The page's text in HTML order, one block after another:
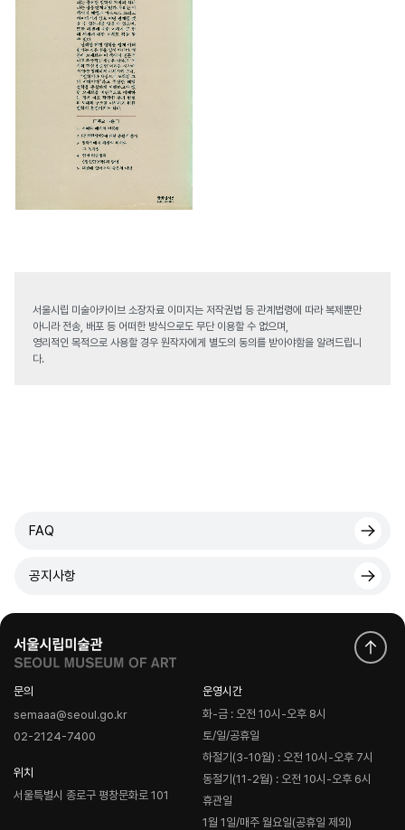
서울시립 미술아카이브 소장자료 이미지는 저작권법 등 관계법령에 따라 복제뿐만
아니라 전송, 배포 등 어떠한 방식으로도 무단 이용할 수 없으며,
영리적인 목적으로 사용할 경우 원작자에게 별도의 동의를 받아야함을 알려드립니
다.
FAQ
공지사항
문의
semaaa@seoul.go.kr
02-2124-7400
위치
서울특별시 종로구 평창문화로 101
운영시간
화-금 : 오전 10시-오후 8시
토/일/공휴일
하절기(3-10월) : 오전 10시-오후 7시
동절기(11-2월) : 오전 10시-오후 6시
휴관일
1월 1일/매주 월요일(공휴일 제외)